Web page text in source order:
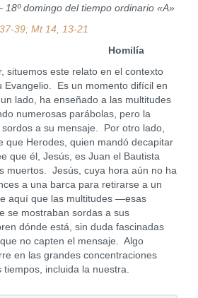
18º domingo del tiempo ordinario «A»
39; Mt 14, 13-21
este relato en el contexto
Evangelio. Es un momento difícil en
lado, ha enseñado a las multitudes
numerosas parábolas, pero la
a su mensaje. Por otro lado,
que Herodes, quien mandó decapitar
que él, Jesús, es Juan el Bautista
muertos. Jesús, cuya hora aún no ha
a una barca para retirarse a un
aquí que las multitudes —esas
se mostraban sordas a sus
dónde está, sin duda fascinadas
no capten el mensaje. Algo
en las grandes concentraciones
tiempos, incluida la nuestra.